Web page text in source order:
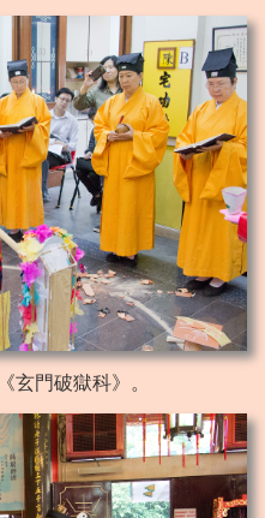
玄門破獄科》。